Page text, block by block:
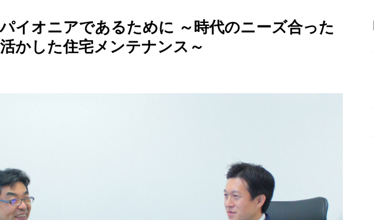
イオニアであるために ～時代のニーズ合った
かした住宅メンテナンス～